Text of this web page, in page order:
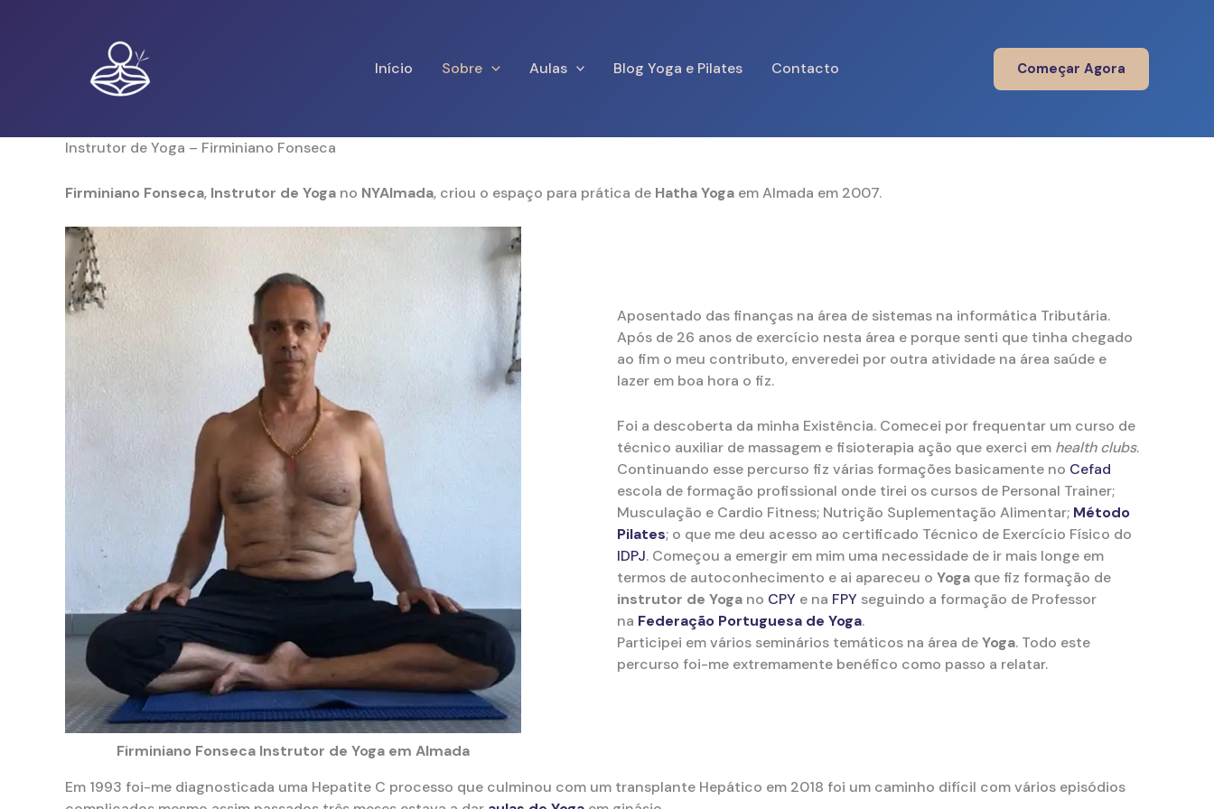
Início
Sobre Aulas Blog Yoga e Pilates Contacto Começar Agora
Instrutor de Yoga – Firminiano Fonseca
Firminiano Fonseca, Instrutor de Yoga no NYAlmada, criou o espaço para prática de Hatha Yoga em Almada em 2007.
Firminiano Fonseca Instrutor de Yoga em Almada
Aposentado das finanças na área de sistemas na informática Tributária.
Após de 26 anos de exercício nesta área e porque senti que tinha chegado
ao fim o meu contributo, enveredei por outra atividade na área saúde e
lazer em boa hora o fiz.
Foi a descoberta da minha Existência. Comecei por frequentar um curso de
técnico auxiliar de massagem e fisioterapia ação que exerci em health clubs.
Continuando esse percurso fiz várias formações basicamente no Cefad
escola de formação profissional onde tirei os cursos de Personal Trainer;
Musculação e Cardio Fitness; Nutrição Suplementação Alimentar; Método
Pilates; o que me deu acesso ao certificado Técnico de Exercício Físico do
IDPJ. Começou a emergir em mim uma necessidade de ir mais longe em
termos de autoconhecimento e ai apareceu o Yogaque fiz formação de
instrutor de Yogano CPY e na FPY seguindo a formação de Professor
na Federação Portuguesa de Yoga.
Participei em vários seminários temáticos na área deYoga. Todo este
percurso foi-me extremamente benéfico como passo a relatar.
Em 1993 foi-me diagnosticada uma Hepatite C processo que culminou com um transplante Hepático em 2018 foi um caminho difícil com vários episódios